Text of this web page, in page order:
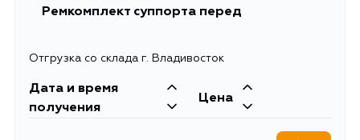
Ремкомплект суппорта перед
Отгрузка со склада г. Владивосток
Дата и время
получения
Цена